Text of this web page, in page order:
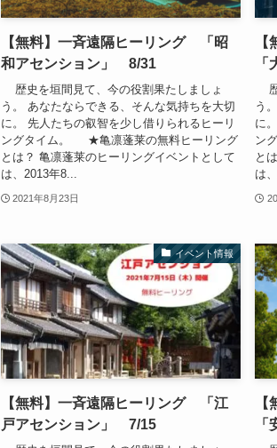
【無料】一斉遠隔ヒーリング 「昭
和アセンション」 8/31
歴史を垣間見て、今の役割果たしましょ
う。 あなたならできる、そんな気持ちを大切
に。 先人たちの叡智を少し借りられるヒーリ
ングタイム。 ★亀凛蓬莱の無料ヒーリング
とは？ 亀凛蓬莱のヒーリングイベントとして
は、2013年8...
2021年8月23日
歴
う
に
ン
と
は
イベント情報
【無料】一斉遠隔ヒーリング 「江
戸アセンション」 7/15